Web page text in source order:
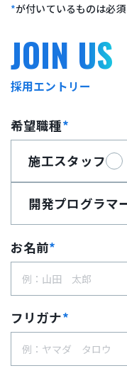
*が付いているものは必須
JOIN US
採用エントリー
希望職種*
施工スタッフ
開発プログラマ
お名前*
フリガナ*